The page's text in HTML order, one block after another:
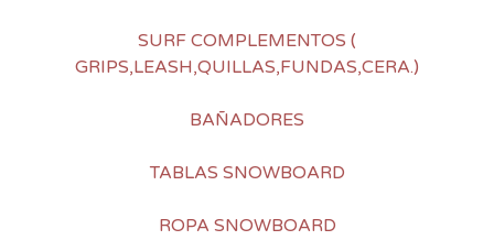
SURF COMPLEMENTOS (
GRIPS,LEASH,QUILLAS,FUNDAS,CERA.)
BAÑADORES
TABLAS SNOWBOARD
ROPA SNOWBOARD